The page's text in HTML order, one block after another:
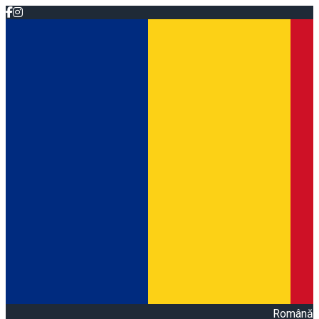
Română